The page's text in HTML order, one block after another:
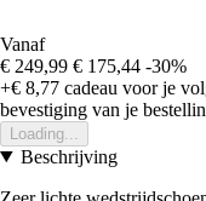
Vanaf
€ 249,99 € 175,44 -30%
+€ 8,77 cadeau voor je
bevestiging van je
Loading...
Beschrijving